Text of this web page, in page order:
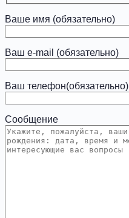
Ваше имя (обязательно)
Ваш e-mail (обязательно)
Ваш телефон(обязательно)
Сообщение